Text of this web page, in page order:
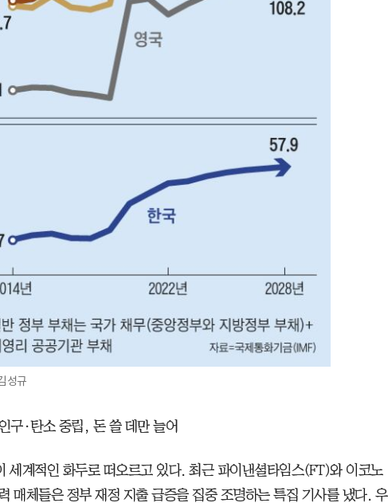
성규
구·탄소 중립, 돈 쓸 데만 늘어
세계적인 화두로 떠오르고 있다. 최근 파이낸셜타임스(FT)와 이코노
매체들은 정부 재정 지출 급증을 집중 조명하는 특집 기사를 냈다. 우